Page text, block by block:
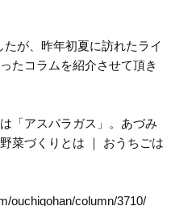
が、昨年初夏に訪れたライ
たコラムを紹介させて頂き
「アスパラガス」。あづみ
菜づくりとは ｜ おうちごは
ouchigohan/column/3710/